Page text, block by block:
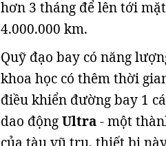
hơn 3 tháng để lên tới
4.000.000 km.
Quỹ đạo bay có năng
khoa học có thêm thời
điều khiển đường bay 1
dao độngUltra- một